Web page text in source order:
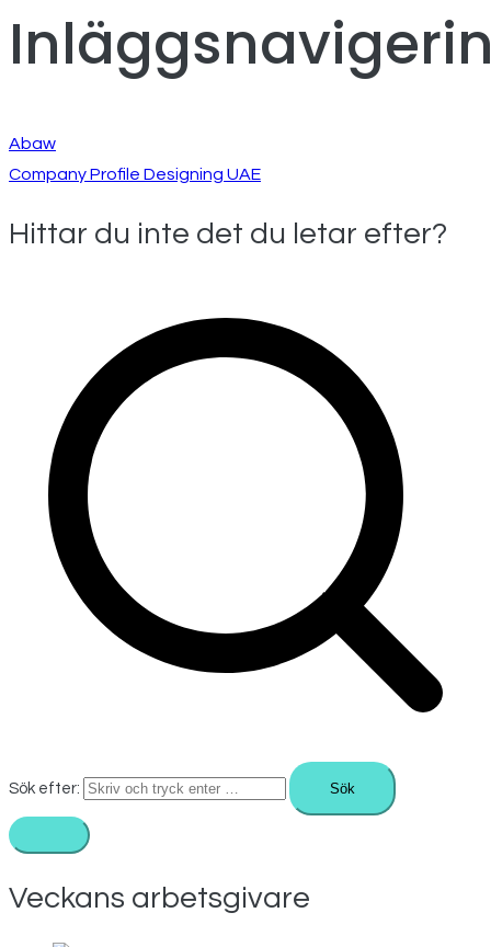
Abaw
Company Profile Designing UAE
Hittar du inte det du letar efter?
Sök efter:
Veckans arbetsgivare